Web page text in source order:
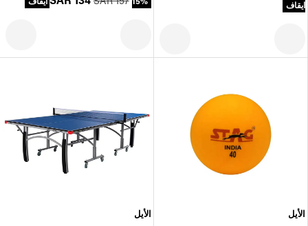
ايقاف
الأيل
الأيل